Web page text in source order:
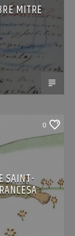
MITRE
0
SAINT-